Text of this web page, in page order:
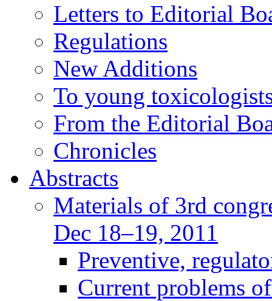
Letters to Editorial
Regulations
New Additions
To young
From the Editorial
Chronicles
Abstracts
Materials of 3rd
Dec 18–19, 2011
Preventive,
Current problems